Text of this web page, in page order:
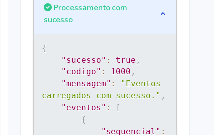
Processamento com
sucesso
{
"sucesso" : true ,
"codigo" : 1000 ,
"mensagem" :
"Eventos
carregados com sucesso." ,
"eventos" :
[
{
"sequencial" :